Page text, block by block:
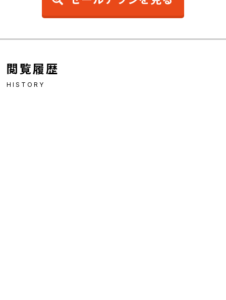
閲覧履歴
HISTORY